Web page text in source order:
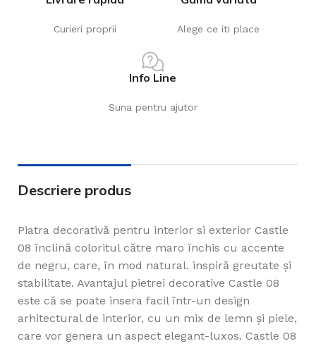
Curieri proprii Alege ce iti place
Info Line
Suna pentru ajutor
Descriere produs
Piatra decorativă pentru interior si exterior Castle
08 înclină coloritul către maro închis cu accente
de negru, care, în mod natural. inspiră greutate și
stabilitate. Avantajul pietrei decorative Castle 08
este că se poate insera facil într-un design
arhitectural de interior, cu un mix de lemn și piele,
care vor genera un aspect elegant-luxos. Castle 08